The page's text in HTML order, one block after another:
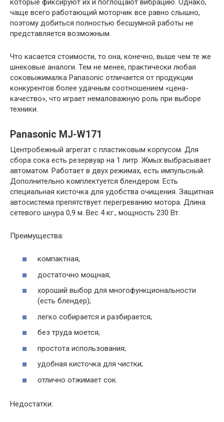
чаще всего работающий моторчик все равно слышно,
поэтому добиться полностью бесшумной работы не
представляется возможным.
Что касается стоимости, то она, конечно, выше чем те же
шнековые аналоги. Тем не менее, практически любая
соковыжималка Panasonic отличается от продукции
конкурентов более удачным соотношением «цена-
качество», что играет немаловажную роль при выборе
техники.
Panasonic MJ-W171
Центробежный агрегат с пластиковым корпусом. Для
сбора сока есть резервуар на 1 литр. Жмых выбрасывает
автоматом. Работает в двух режимах, есть импульсный.
Дополнительно комплектуется блендером. Есть
специальная кисточка для удобства очищения. Защитная
автосистема препятствует перегреванию мотора. Длина
сетевого шнура 0,9 м. Вес 4 кг., мощность 230 Вт.
Преимущества:
компактная,
достаточно мощная;
хороший выбор для многофункциональности
(есть блендер);
легко собирается и разбирается;
без труда моется;
простота использования;
удобная кисточка для чистки;
отлично отжимает сок.
Недостатки: